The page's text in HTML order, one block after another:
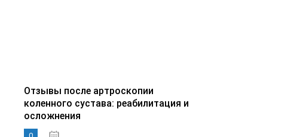
Отзывы после артроскопии
коленного сустава: реабилитация и
осложнения